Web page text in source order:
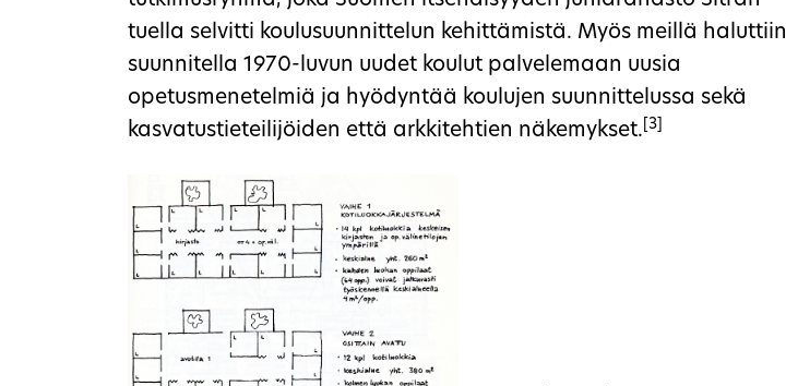
tuella selvitti koulusuunnittelun kehittämistä. Myös meillä haluttiin
suunnitella 1970-luvun uudet koulut palvelemaan uusia
opetusmenetelmiä ja hyödyntää koulujen suunnittelussa sekä
kasvatustieteilijöiden että arkkitehtien näkemykset. [3]